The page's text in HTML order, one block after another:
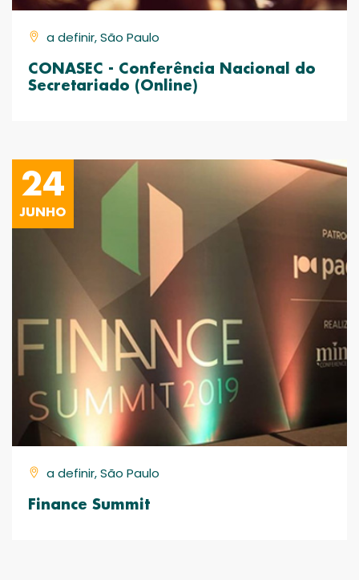
a definir, São Paulo
CONASEC - Conferência Nacional do
Secretariado (Online)
24
JUNHO
a definir, São Paulo
Finance Summit